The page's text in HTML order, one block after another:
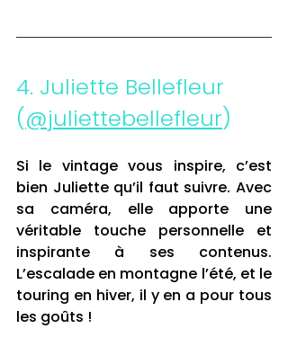
4. Juliette Bellefleur
(@juliettebellefleur)
Si le vintage vous inspire, c’est
bien Juliette qu’il faut suivre. Avec
sa caméra, elle apporte une
véritable touche personnelle et
inspirante à ses contenus.
L’escalade en montagne l’été, et le
touring en hiver, il y en a pour tous
les goûts !